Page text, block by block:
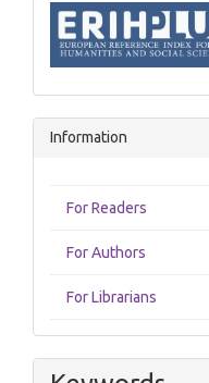
Information
For Readers
For Authors
For Librarians